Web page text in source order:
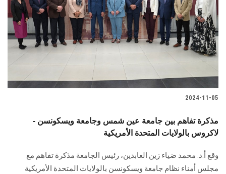
2024-11-05
مذكرة تفاهم بين جامعة عين شمس وجامعة ويسكونسن -
لاكروس بالولايات المتحدة الأمريكية
وقع أ.د. محمد ضياء زين العابدين، رئيس الجامعة مذكرة تفاهم مع
مجلس ‏أمناء نظام جامعة ويسكونسن بالولايات المتحدة الأمريكية